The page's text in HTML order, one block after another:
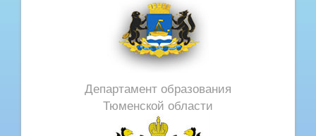
Департамент образования
Тюменской области